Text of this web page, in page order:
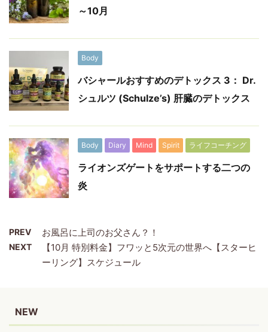
～10月
Body
バシャールおすすめのデトックス 3： Dr.
シュルツ (Schulze’s) 肝臓のデトックス
Body Diary Mind Spirit ライフコーチング
ライオンズゲートをサポートする二つの
炎
PREV お風呂に上司のお父さん？！
NEXT
【10月 特別料金】フワッと5次元の世界へ【スターヒ
ーリング】スケジュール
NEW